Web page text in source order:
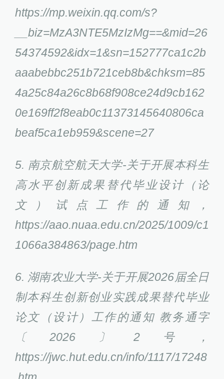
https://mp.weixin.qq.com/s?
__biz=MzA3NTE5MzIzMg==&mid=26
54374592&idx=1&sn=152777ca1c2b
aaabebbc251b721ceb8b&chksm=85
4a25c84a26c8b68f908ce24d9cb162
0e169ff2f8eab0c11373145640806ca
beaf5ca1eb959&scene=27
5. 南京航空航天大学-关于开展本科生
高水平创新成果替代毕业设计（论
文）试点工作的通知，
https://aao.nuaa.edu.cn/2025/1009/c1
1066a384863/page.htm
6. 湖南农业大学-关于开展2026届全日
制本科生创新创业实践成果替代毕业
论文（设计）工作的通知 教务通字
〔2026〕2号，
https://jwc.hut.edu.cn/info/1117/17248